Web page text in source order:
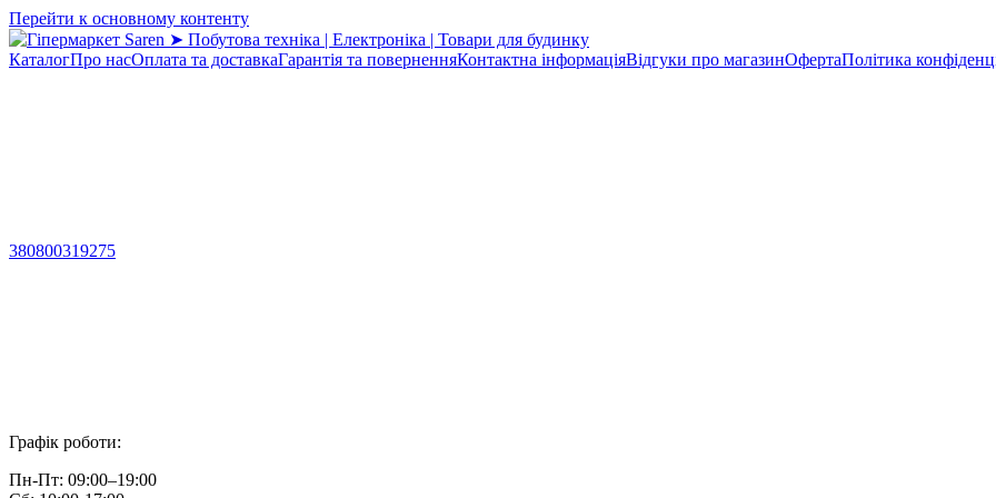
Перейти к основному контенту
КаталогПро насОплата та доставкаГарантія та поверненняКонтактна інформаціяВідгуки про магазинОфертаПолітика
380800319275
Графік роботи:
Пн-Пт: 09:00–19:00